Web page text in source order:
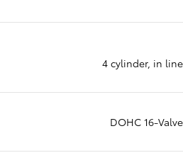
4 cylinder, in line
DOHC 16-Valve